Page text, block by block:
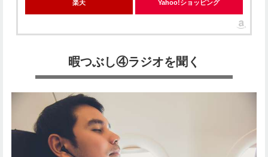
楽天 Yahoo!ショッピング
暇つぶし④ラジオを聞く